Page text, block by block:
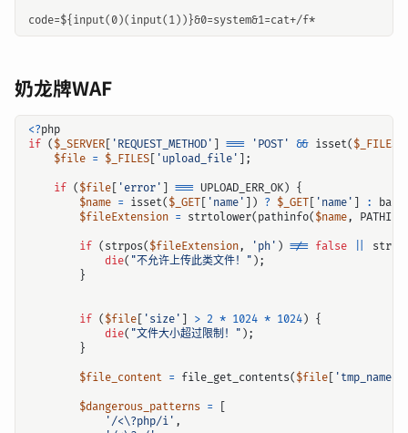
奶龙牌WAF
<?php
if ( $_SERVER 'REQUEST_METHOD' === 'POST' && isset( $_FILES
$file = $_FILES 'upload_file' ];
if ( $file 'error' === UPLOAD_ERR_OK) {
$name = isset( $_GET 'name' ]) ? $_GET 'name' :
$fileExtension = strtolower( pathinfo( $name,
if ( strpos( $fileExtension, 'ph' ) !== false
die( "不允许上传此类文件！" );
}
if ( $file 'size' > 2 * 1024 * 1024) {
die( "文件大小超过限制！" );
}
$file_content = file_get_contents( $file 'tmp_name'
$dangerous_patterns =
'/<\?php/i' ,